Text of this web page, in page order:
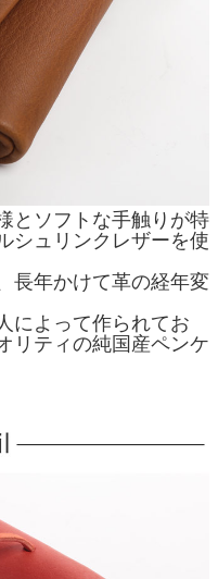
とソフトな手触りが特
シュリンクレザーを使
長年かけて革の経年変
によって作られてお
リティの純国産ペンケ